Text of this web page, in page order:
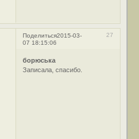
Поделиться 27
2015-03-
07 18:15:06
борюська
Записала, спасибо.